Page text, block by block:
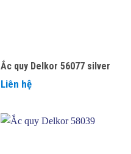
Ắc quy Delkor 56077 silver
Liên hệ